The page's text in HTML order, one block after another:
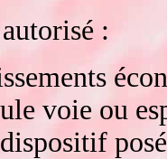
:
voie ou